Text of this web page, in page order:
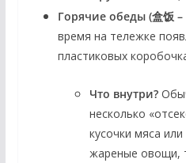
Горячие обеды (盒饭 –
время на тележке
пластиковых
Что внутри?
несколько
кусочки мяса
жареные овощи,